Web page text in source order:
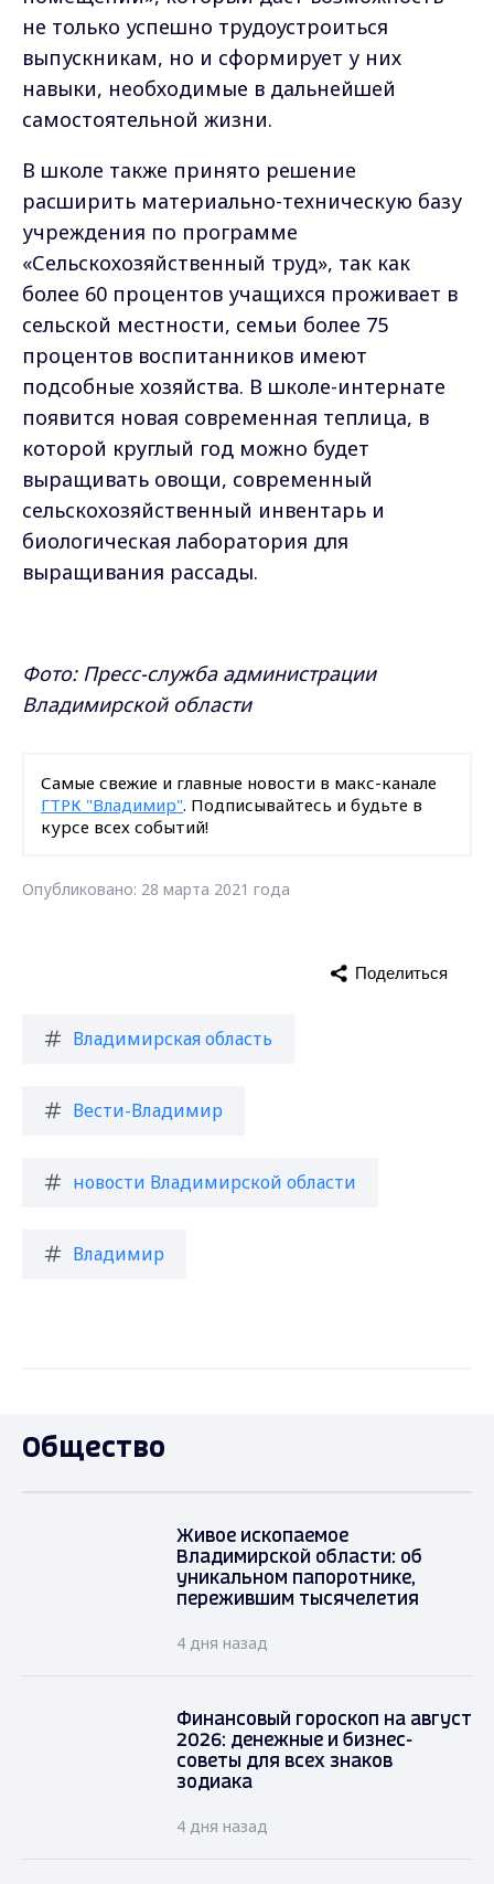
не только успешно трудоустроиться
выпускникам, но и сформирует у них
навыки, необходимые в дальнейшей
самостоятельной жизни.
В школе также принято решение
расширить материально-техническую базу
учреждения по программе
«Сельскохозяйственный труд», так как
более 60 процентов учащихся проживает в
сельской местности, семьи более 75
процентов воспитанников имеют
подсобные хозяйства. В школе-интернате
появится новая современная теплица, в
которой круглый год можно будет
выращивать овощи, современный
сельскохозяйственный инвентарь и
биологическая лаборатория для
выращивания рассады.
Фото: Пресс-служба администрации
Владимирской области
Самые свежие и главные новости в макс-канале
ГТРК "Владимир". Подписывайтесь и будьте в
курсе всех событий!
Опубликовано: 28 марта 2021 года
Владимирская область
Вести-Владимир
новости Владимирской области
Владимир
Поделиться
Общество
Живое ископаемое
Владимирской области: об
уникальном папоротнике,
пережившим тысячелетия
4 дня назад
Финансовый гороскоп на август
2026: денежные и бизнес-
советы для всех знаков
зодиака
4 дня назад